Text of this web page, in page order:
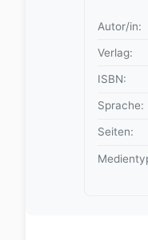
Autor/in:
Verlag:
ISBN:
Sprache:
Seiten: